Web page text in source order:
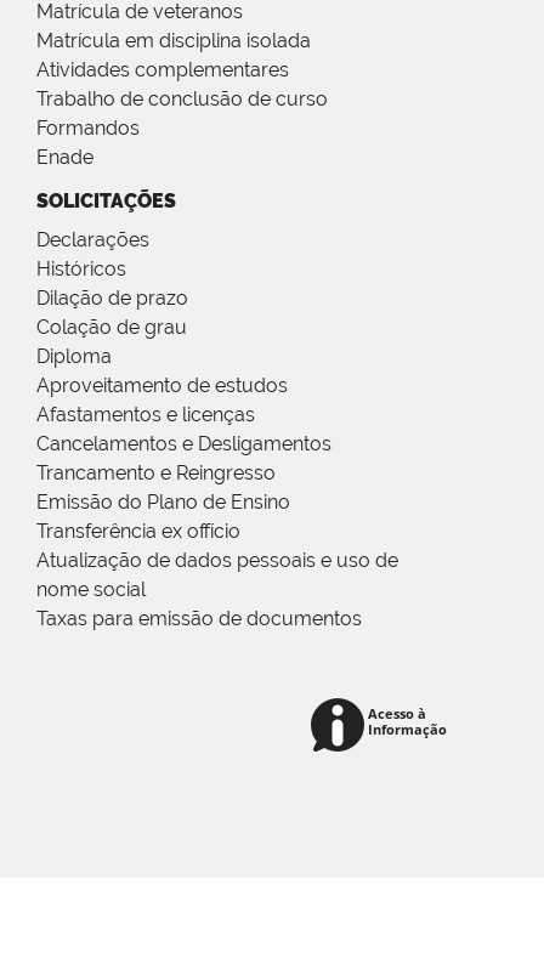
Matrícula de veteranos
Matrícula em disciplina isolada
Atividades complementares
Trabalho de conclusão de curso
Formandos
Enade
SOLICITAÇÕES
Declarações
Históricos
Dilação de prazo
Colação de grau
Diploma
Aproveitamento de estudos
Afastamentos e licenças
Cancelamentos e Desligamentos
Trancamento e Reingresso
Emissão do Plano de Ensino
Transferência ex offício
Atualização de dados pessoais e uso de
nome social
Taxas para emissão de documentos